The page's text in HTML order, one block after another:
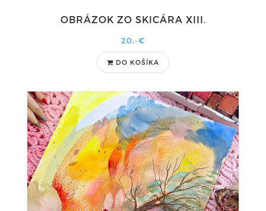
OBRÁZOK ZO SKICÁRA XIII.
20,-€
DO KOŠÍKA